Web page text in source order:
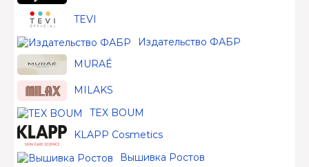
TEVI
Издательство ФАБР
MURAÉ
MILAKS
TEX BOUM
KLAPP Cosmetics
Вышивка Ростов